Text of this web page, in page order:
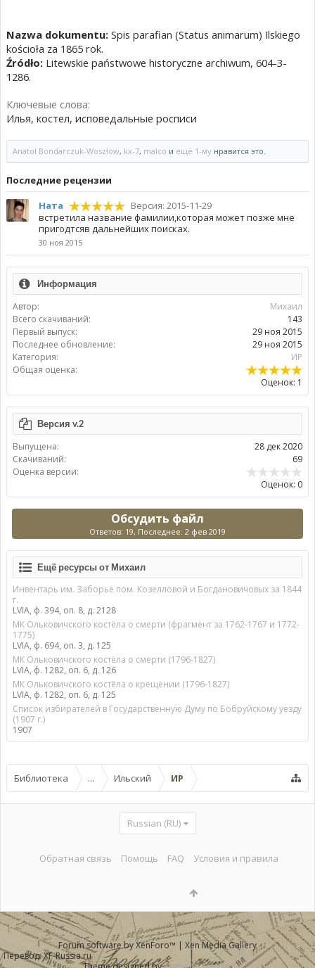
Nazwa dokumentu: Spis parafian (Status animarum) Ilskiego
kościoła za 1865 rok.
Źródło: Litewskie państwowe historyczne archiwum, 604-3-
1286.
Ключевые слова:
Илья, костел, исповедальные росписи
Anatol Bondarczuk-Woszłow, kx-7, malco и ещё 1-му нравится это.
Пoследние рецензии
Ната
Версия: 2015-11-29
встретила название фамилии,которая может позже мне
пригодтсяв дальнейших поисках.
30 ноя 2015
Информация
Автор:
Михаил
Всего скачиваний:
143
Первый выпуск:
29 ноя 2015
Последнее обновление:
29 ноя 2015
Категория:
ИР
Общая оценка:
Оценок: 1
Версия v.2
Выпущена:
28 дек 2020
Скачиваний:
69
Оценка версии:
Оценок: 0
Обсудить файл
Ответов: 19, Последнее: 2 фев 2019
Ещё ресурсы от Михаил
Инвентарь им. Заборье пом. Козелловой и Богдановичовых за 1844
г.
LVIA, ф. 394, оп. 8, д. 2128
МК Ольковичского костёла о смерти (фрагмент за 1762-1767 и 1772-
1775)
LVIA, ф. 694, оп. 3, д. 125
МК Ольковичского костёла о смерти (1796-1827)
LVIA, ф. 1282, оп. 6, д. 126
МК Ольковичского костёла о крещении (1796-1827)
LVIA, ф. 1282, оп. 6, д. 125
Список избирателей в Государственную Думу по Бобруйскому уезду
(1907 г.)
1907
Библиотека ... Ильский ИР
Russian (RU)
Обратная связь Помощь FAQ Условия и правила
Forum software by XenForo™ | Xen Media Gallery
Перевод:XF-Russia.ru